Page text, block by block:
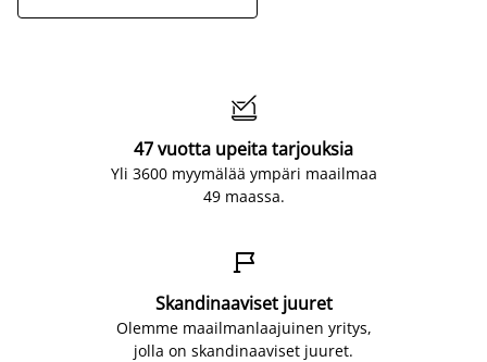

47 vuotta upeita tarjouksia
Yli 3600 myymälää ympäri maailmaa
49 maassa.

Skandinaaviset juuret
Olemme maailmanlaajuinen yritys,
jolla on skandinaaviset juuret.